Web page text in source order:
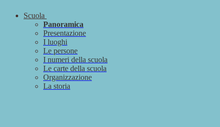
Scuola
Panoramica
Presentazione
I luoghi
Le persone
I numeri della scuola
Le carte della scuola
Organizzazione
La storia